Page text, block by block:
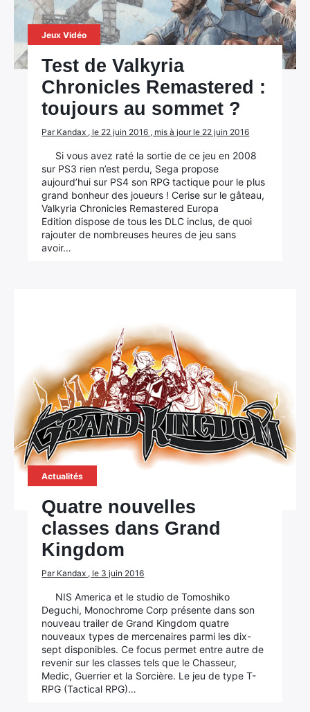
Jeux Vidéo
Test de Valkyria
Chronicles Remastered :
toujours au sommet ?
Par Kandax , le 22 juin 2016 , mis à jour le 22 juin 2016
Si vous avez raté la sortie de ce jeu en 2008
sur PS3 rien n’est perdu, Sega propose
aujourd’hui sur PS4 son RPG tactique pour le plus
grand bonheur des joueurs ! Cerise sur le gâteau,
Valkyria Chronicles Remastered Europa
Edition dispose de tous les DLC inclus, de quoi
rajouter de nombreuses heures de jeu sans
avoir…
Actualités
Quatre nouvelles
classes dans Grand
Kingdom
Par Kandax , le 3 juin 2016
NIS America et le studio de Tomoshiko
Deguchi, Monochrome Corp présente dans son
nouveau trailer de Grand Kingdom quatre
nouveaux types de mercenaires parmi les dix-
sept disponibles. Ce focus permet entre autre de
revenir sur les classes tels que le Chasseur,
Medic, Guerrier et la Sorcière. Le jeu de type T-
RPG (Tactical RPG)…
Rechercher